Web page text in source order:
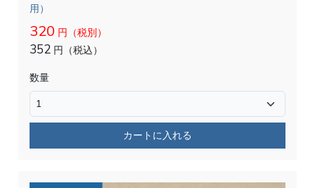
用）
320 円（税別）
352 円（税込）
数量
カートに入れる